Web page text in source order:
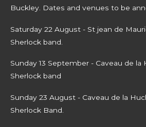
Buckley. Dates and venues to be
Saturday 22 August - St jean de
Sherlock band.
Sunday 13 September - Caveau de la
Sherlock band
Sunday 23 August - Caveau de la
Sherlock Band.